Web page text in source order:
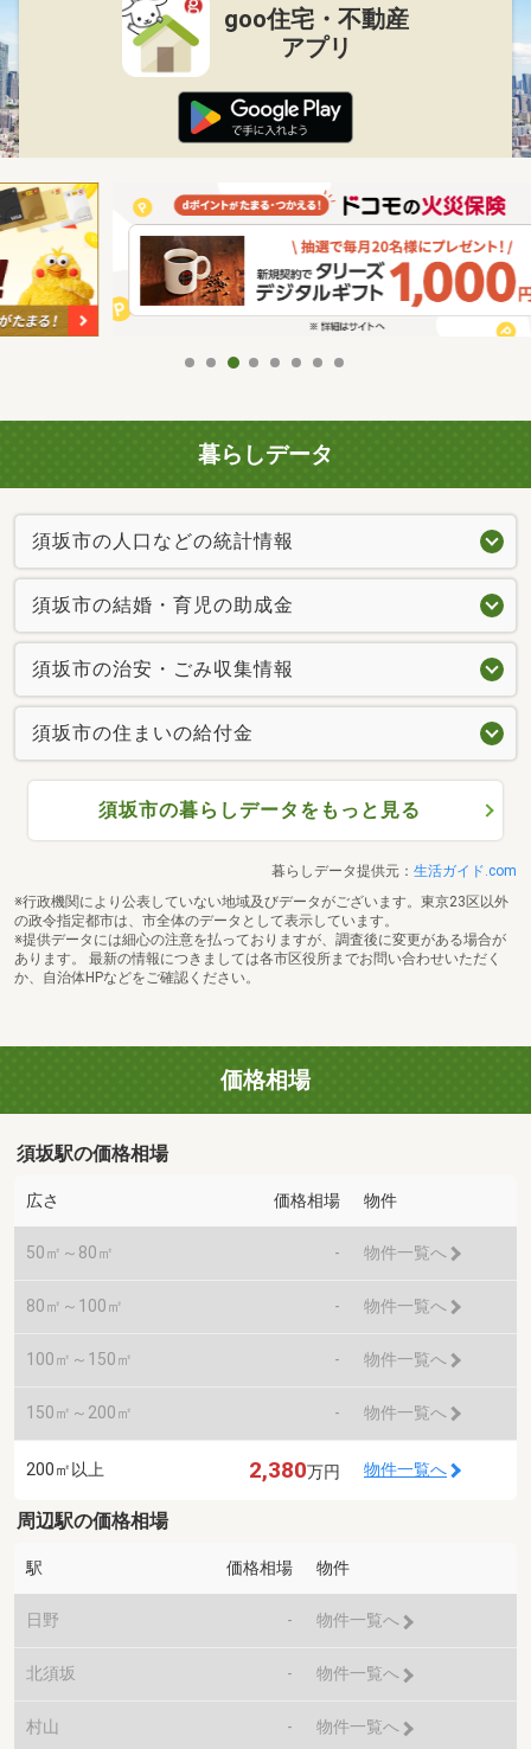
goo住宅・不動産
アプリ
暮らしデータ
須坂市の人口などの統計情報
須坂市の結婚・育児の助成金
須坂市の治安・ごみ収集情報
須坂市の住まいの給付金
須坂市の暮らしデータをもっと見る
暮らしデータ提供元： 生活ガイド.com
※行政機関により公表していない地域及びデータがございます。東京23区以外
の政令指定都市は、市全体のデータとして表示しています。
※提供データには細心の注意を払っておりますが、調査後に変更がある場合が
あります。 最新の情報につきましては各市区役所までお問い合わせいただく
か、自治体HPなどをご確認ください。
価格相場
須坂駅の価格相場
広さ 価格相場 物件
50㎡～80㎡ - 物件一覧へ
80㎡～100㎡ - 物件一覧へ
100㎡～150㎡ - 物件一覧へ
150㎡～200㎡ - 物件一覧へ
200㎡以上 2,380万円 物件一覧へ
周辺駅の価格相場
駅 価格相場 物件
日野 - 物件一覧へ
北須坂 - 物件一覧へ
村山 - 物件一覧へ